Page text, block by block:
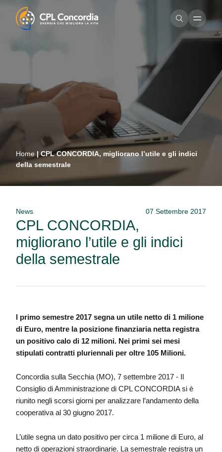
Home | CPL CONCORDIA, migliorano l’utile e gli indici
della semestrale
News 07 Settembre 2017
CPL CONCORDIA,
migliorano l’utile e gli indici
della semestrale
l primo semestre 2017 segna un utile netto di 1 milione
di Euro, mentre la posizione finanziaria netta registra
un positivo calo di 12 milioni. Nei primi sei mesi
stipulati contratti pluriennali per oltre 105 Milioni.
Concordia sulla Secchia (MO), 7 settembre 2017 - Il
Consiglio di Amministrazione di CPL CONCORDIA si è
riunito negli scorsi giorni per analizzare l’andamento della
cooperativa al 30 giugno 2017.
L’utile segna un dato positivo per circa 1 milione di Euro, al
netto di operazioni straordinarie. La semestrale registra un